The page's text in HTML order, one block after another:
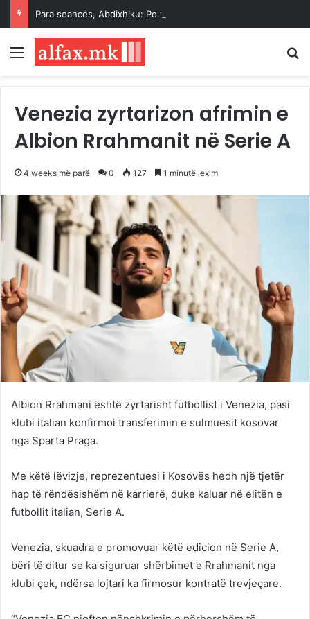
Menu
Venezia zyrtarizon afrimin e
Albion Rrahmanit në Serie A
4 weeks më parë 0 127 1 minutë lexim
Albion Rrahmani është zyrtarisht futbollist i Venezia, pasi
klubi italian konfirmoi transferimin e sulmuesit kosovar
nga Sparta Praga.
Me këtë lëvizje, reprezentuesi i Kosovës hedh një tjetër
hap të rëndësishëm në karrierë, duke kaluar në elitën e
futbollit italian, Serie A.
Venezia, skuadra e promovuar këtë edicion në Serie A,
bëri të ditur se ka siguruar shërbimet e Rrahmanit nga
klubi çek, ndërsa lojtari ka firmosur kontratë trevjeçare.